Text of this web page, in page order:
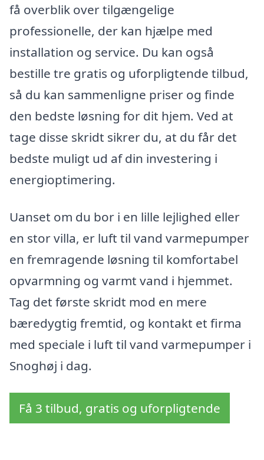
få overblik over tilgængelige
professionelle, der kan hjælpe med
installation og service. Du kan også
bestille tre gratis og uforpligtende tilbud,
så du kan sammenligne priser og finde
den bedste løsning for dit hjem. Ved at
tage disse skridt sikrer du, at du får det
bedste muligt ud af din investering i
energioptimering.
Uanset om du bor i en lille lejlighed eller
en stor villa, er luft til vand varmepumper
en fremragende løsning til komfortabel
opvarmning og varmt vand i hjemmet.
Tag det første skridt mod en mere
bæredygtig fremtid, og kontakt et firma
med speciale i luft til vand varmepumper i
Snoghøj i dag.
Få 3 tilbud, gratis og uforpligtende